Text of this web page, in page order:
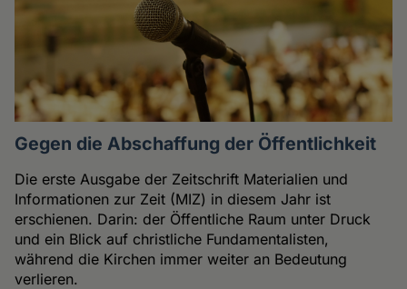
Gegen die Abschaffung der Öffentlichkeit
Die erste Ausgabe der Zeitschrift Materialien und
Informationen zur Zeit (MIZ) in diesem Jahr ist
erschienen. Darin: der Öffentliche Raum unter Druck
und ein Blick auf christliche Fundamentalisten,
während die Kirchen immer weiter an Bedeutung
verlieren.